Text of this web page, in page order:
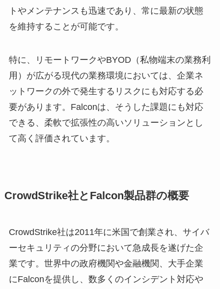
トやメンテナンスも迅速であり、常に最新の状態
を維持することが可能です。
特に、リモートワークやBYOD（私物端末の業務利
用）が広がる現代の業務環境においては、企業ネ
ットワークの外で発生するリスクにも対応する必
要があります。Falconは、そうした課題にも対応
できる、柔軟で拡張性の高いソリューションとし
て高く評価されています。
CrowdStrike社とFalcon製品群の概要
CrowdStrike社は2011年に米国で創業され、サイバ
ーセキュリティの分野において急成長を遂げた企
業です。世界中の政府機関や金融機関、大手企業
にFalconを提供し、数多くのインシデント対応や